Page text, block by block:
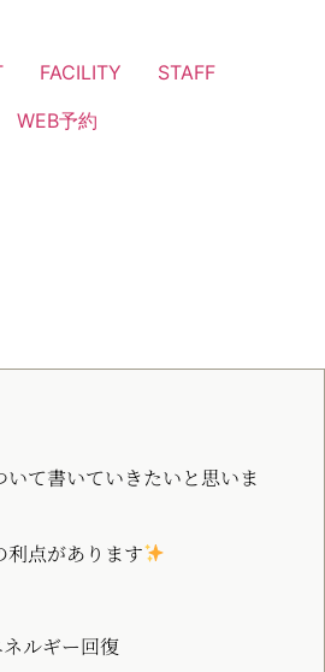
FACILITY
STAFF
WEB予約
て書いていきたいと思いま
利点があります
ルギー回復